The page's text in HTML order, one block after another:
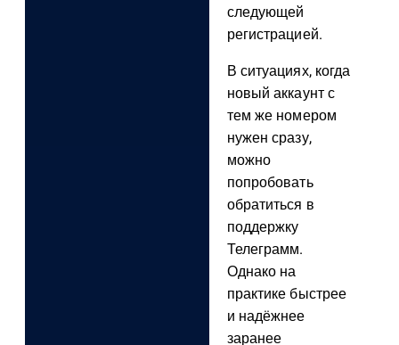
следующей
регистрацией.
В ситуациях, когда
новый аккаунт с
тем же номером
нужен сразу,
можно
попробовать
обратиться в
поддержку
Телеграмм.
Однако на
практике быстрее
и надёжнее
заранее